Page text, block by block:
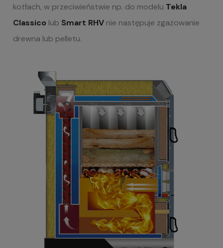
kotłach, w przeciwieństwie np. do modelu Tekla
Classico lub Smart RHV nie następuje zgazowanie
drewna lub pelletu.